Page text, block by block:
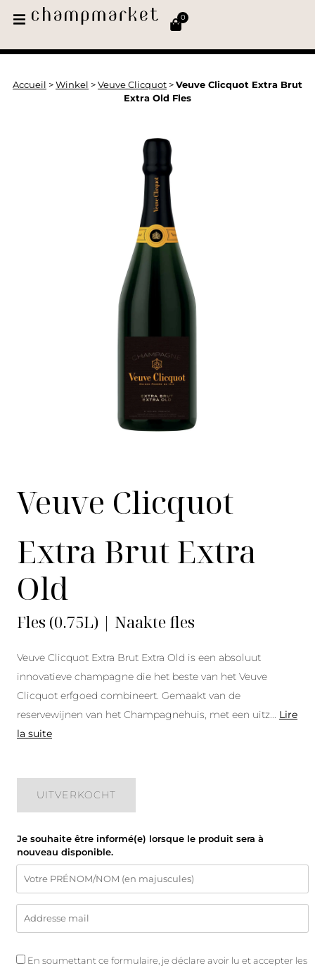
0
Accueil > Winkel > Veuve Clicquot > Veuve Clicquot Extra Brut
Extra Old Fles
Veuve Clicquot
Extra Brut Extra
Old
Fles (0.75L) | Naakte fles
Veuve Clicquot Extra Brut Extra Old is een absoluut
innovatieve champagne die het beste van het Veuve
Clicquot erfgoed combineert. Gemaakt van de
reservewijnen van het Champagnehuis, met een uitz
Lire
la suite
UITVERKOCHT
Je souhaite être informé(e) lorsque le produit sera à
nouveau disponible.
En soumettant ce formulaire, je déclare avoir lu et accepter les